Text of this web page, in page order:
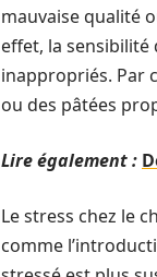
mauvaise qualité
effet, la sensibilité
inappropriés. Par
ou des pâtées
Lire également :
Le stress chez le
comme